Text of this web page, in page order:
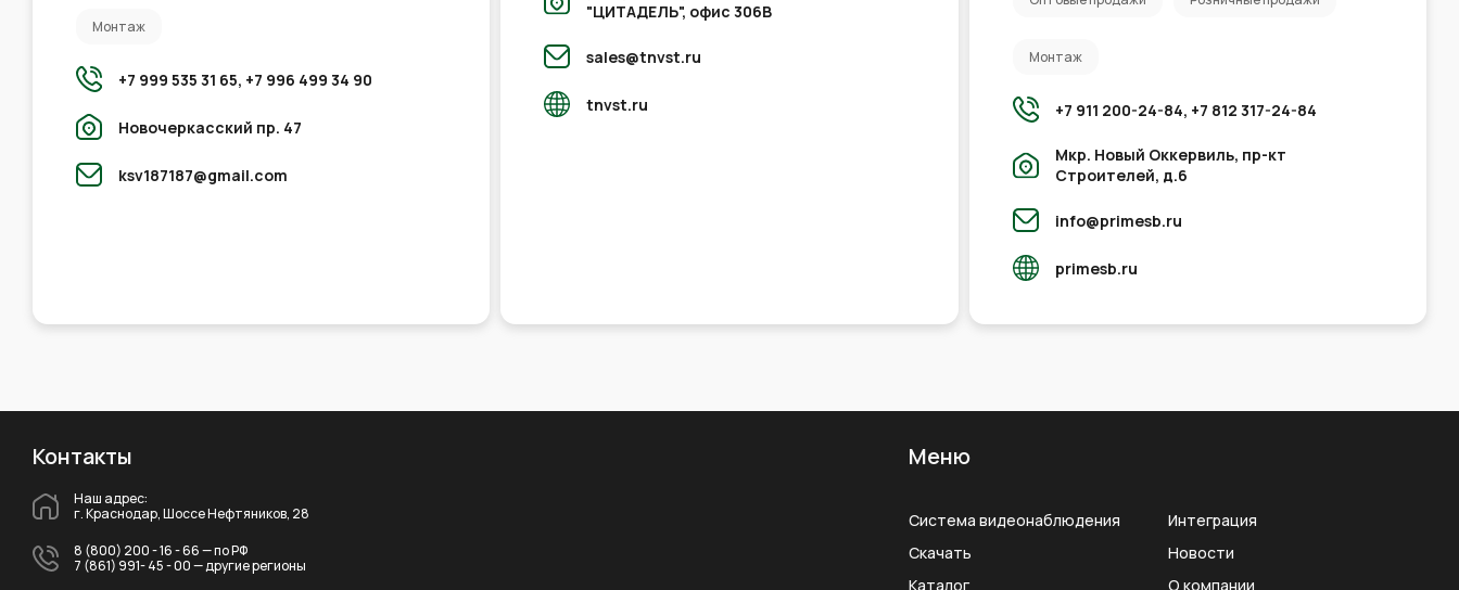
Монтаж
+7 999 535 31 65, +7 996 499 34 90
Новочеркасский пр. 47
ksv187187@gmail.com
"ЦИТАДЕЛЬ", офис 306В
sales@tnvst.ru
tnvst.ru
Монтаж
+7 911 200-24-84, +7 812 317-24-84
Мкр. Новый Оккервиль, пр-кт
Строителей, д.6
info@primesb.ru
primesb.ru
Контакты
Наш адрес:
г. Краснодар, Шоссе Нефтяников, 28
8 (800) 200 - 16 - 66— по РФ
7 (861) 991- 45 - 00— другие регионы
Меню
Система видеонаблюдения
Скачать
Каталог
Интеграция
Новости
О компании